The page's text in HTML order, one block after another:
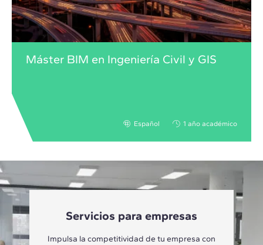
Máster BIM en Ingeniería Civil y GIS
Español 1 año académico
Servicios para empresas
Impulsa la competitividad de tu empresa con